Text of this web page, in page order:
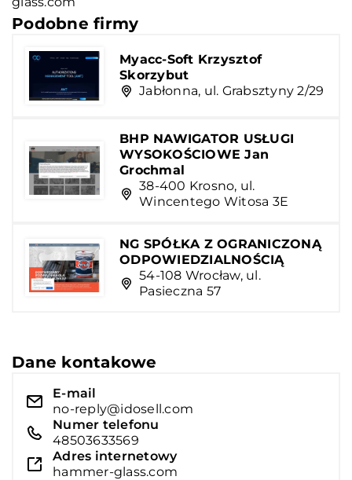
Podobne firmy
Myacc-Soft Krzysztof
Skorzybut
Jabłonna, ul. Grabsztyny 2/29
BHP NAWIGATOR USŁUGI
WYSOKOŚCIOWE Jan
Grochmal
38-400 Krosno, ul.
Wincentego Witosa 3E
NG SPÓŁKA Z OGRANICZONĄ
ODPOWIEDZIALNOŚCIĄ
54-108 Wrocław, ul.
Pasieczna 57
Dane kontakowe
E-mail
no-reply@idosell.com
Numer telefonu
48503633569
Adres internetowy
hammer-glass.com